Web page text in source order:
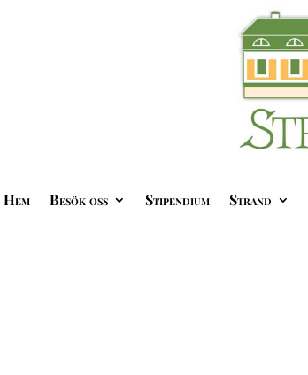
Hem Besök oss Stipendium Strand